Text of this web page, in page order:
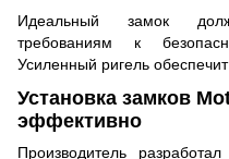
Идеальный замок
требованиям к
Усиленный ригель
Установка замков
эффективно
Производитель